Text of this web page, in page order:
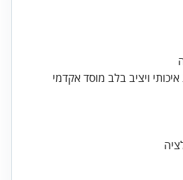
ויציב בלב מוסד אקדמי